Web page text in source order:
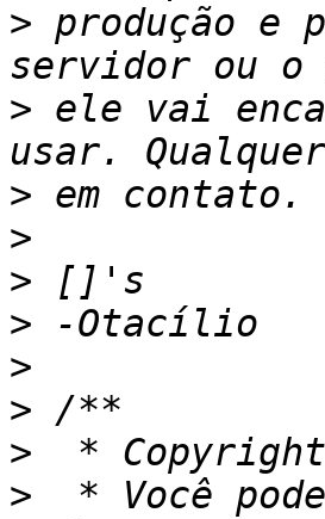
> produção e
> ele vai
>
>
>
>
>
>
>
>
* Você